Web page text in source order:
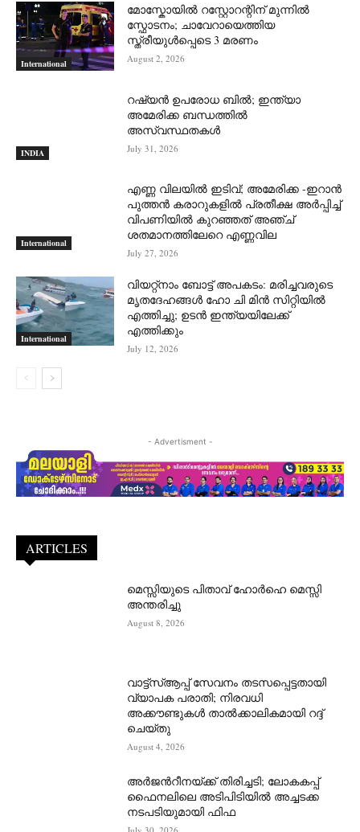
International
മോസ്കോയിൽ റസ്റ്റോറന്റിന് മുന്നിൽ
സ്ഫോടനം; ചാവേറായെത്തിയ
സ്ത്രീയുൾപ്പെടെ 3 മരണം
August 2, 2026
INDIA
റഷ്യന്‍ ഉപരോധ ബില്‍; ഇന്ത്യാ
അമേരിക്ക ബന്ധത്തില്‍
അസ്വസ്ഥതകള്‍
July 31, 2026
International
എണ്ണ വിലയില്‍ ഇടിവ്; അമേരിക്ക -ഇറാന്‍
പുത്തന്‍ കരാറുകളില്‍ പ്രതീക്ഷ അര്‍പ്പിച്ച്
വിപണിയില്‍ കുറഞ്ഞത് അഞ്ച്
ശതമാനത്തിലേറെ എണ്ണവില
July 27, 2026
International
വിയറ്റ്നാം ബോട്ട് അപകടം: മരിച്ചവരുടെ
മൃതദേഹങ്ങൾ ഹോ ചി മിൻ സിറ്റിയിൽ
എത്തിച്ചു; ഉടൻ ഇന്ത്യയിലേക്ക്
എത്തിക്കും
July 12, 2026
- Advertisment -
ARTICLES
മെസ്സിയുടെ പിതാവ് ഹോർഹെ മെസ്സി
അന്തരിച്ചു
August 8, 2026
വാട്ട്‌സ്ആപ്പ് സേവനം തടസപ്പെട്ടതായി
വ്യാപക പരാതി; നിരവധി
അക്കൗണ്ടുകൾ താൽക്കാലികമായി റദ്ദ്
ചെയ്തു
August 4, 2026
അർജന്‍റീനയ്ക്ക് തിരിച്ചടി; ലോകകപ്പ്
ഫൈനലിലെ അടിപിടിയിൽ അച്ചടക്ക
നടപടിയുമായി ഫിഫ